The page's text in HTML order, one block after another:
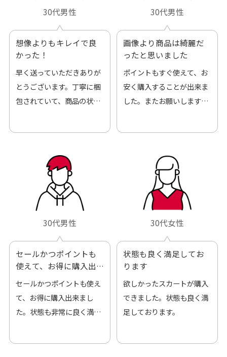
30代男性
想像よりもキレイで良
かった！
早く送っていただきありが
とうございます。丁寧に梱
包されていて、商品の状態
30代男性
画像より商品は綺麗だ
ったと思いました
ポイントもすぐ使えて、お
安く購入することが出来ま
した。またお願いします、
30代男性
セールかつポイントも
使えて、お得に購入出
来ました
セールかつポイントも使え
て、お得に購入出来まし
た。状態も非常に良く満足
30代女性
状態も良く満足してお
ります
欲しかったスカートが購入
できました。状態も良く満
足しております。